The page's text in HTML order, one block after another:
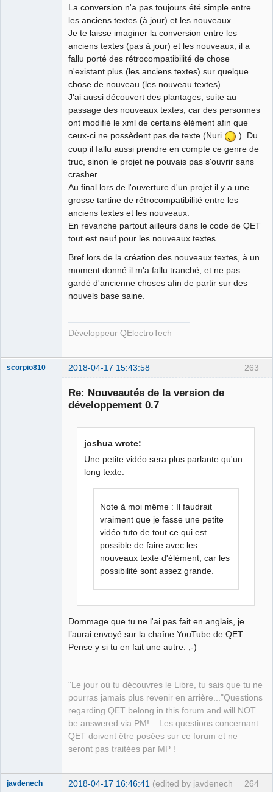
La conversion n'a pas toujours été simple entre
les anciens textes (à jour) et les nouveaux.
Je te laisse imaginer la conversion entre les
anciens textes (pas à jour) et les nouveaux, il a
fallu porté des rétrocompatibilité de chose
n'existant plus (les anciens textes) sur quelque
chose de nouveau (les nouveau textes).
J'ai aussi découvert des plantages, suite au
passage des nouveaux textes, car des personnes
ont modifié le xml de certains élément afin que
ceux-ci ne possèdent pas de texte (Nuri
). Du
coup il fallu aussi prendre en compte ce genre de
truc, sinon le projet ne pouvais pas s'ouvrir sans
crasher.
Au final lors de l'ouverture d'un projet il y a une
grosse tartine de rétrocompatibilité entre les
anciens textes et les nouveaux.
En revanche partout ailleurs dans le code de QET
tout est neuf pour les nouveaux textes.
Bref lors de la création des nouveaux textes, à un
moment donné il m'a fallu tranché, et ne pas
gardé d'ancienne choses afin de partir sur des
nouvels base saine.
Développeur QElectroTech
263
scorpio810 2018-04-17 15:43:58
Re: Nouveautés de la version de
développement 0.7
joshua wrote:
Une petite vidéo sera plus parlante qu'un
long texte.
Note à moi même : Il faudrait
vraiment que je fasse une petite
vidéo tuto de tout ce qui est
possible de faire avec les
nouveaux texte d'élément, car les
possibilité sont assez grande.
Dommage que tu ne l'ai pas fait en anglais, je
l’aurai envoyé sur la chaîne YouTube de QET.
Pense y si tu en fait une autre. ;-)
"Le jour où tu découvres le Libre, tu sais que tu ne
pourras jamais plus revenir en arrière..."Questions
regarding QET belong in this forum and will NOT
be answered via PM! – Les questions concernant
QET doivent être posées sur ce forum et ne
seront pas traitées par MP !
264
javdenech 2018-04-17 16:46:41 (edited by javdenech